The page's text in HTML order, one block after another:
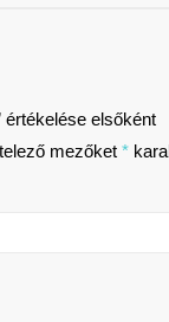
értékelése elsőként
mezőket *